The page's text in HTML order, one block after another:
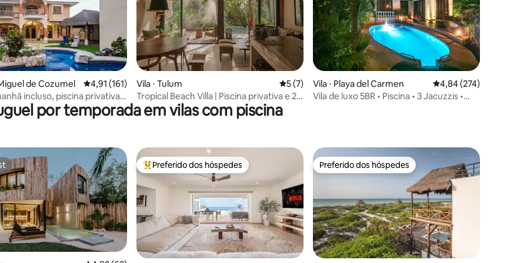
de 5, 162 avaliações
de Cozumel 4,91 de uma avaliação média de 5, 161 avaliações
4,91 (161)
incluso, piscina privativa,
5 banheiros para 15
Vila ⋅ Tulum 5 de uma avaliação média de 5, 7 avaliações
5 (7)
Tropical Beach Villa | Piscina privativa e 2
quartos
Vila ⋅ Playa del Carmen 4,84 de uma avaliação
4,84 (274)
Vila de luxo 5BR • Piscina • 3 Jacuzzis •
por temporada em vilas com piscina
Entre os melhores preferidos dos hóspedes
Preferido dos hóspedes Preferido dos hóspedes
Preferido dos hóspedes